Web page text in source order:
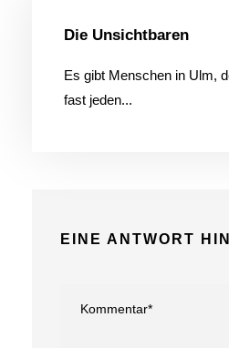
Die Unsichtbaren
Es gibt Menschen in Ulm,
fast jeden...
EINE ANTWORT